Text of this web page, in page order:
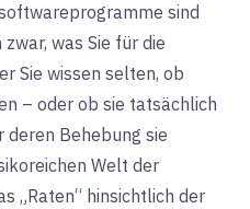
sind
zwar, was Sie für die
Sie wissen selten, ob
– oder ob sie tatsächlich
deren Behebung sie
Welt der
„Raten“ hinsichtlich der